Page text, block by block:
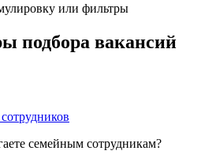
или фильтры
подбора вакансий
семейным сотрудникам?